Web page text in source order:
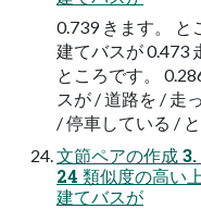
0.739 きます。 と
建てバスが 0.473
ところです。
スが / 道路を / 走
/ 停車している / と
文節ペアの作成
24 類似度の高い
建てバスが